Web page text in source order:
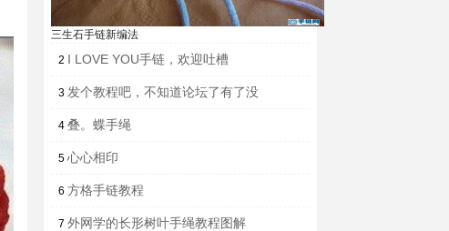
三生石手链新编法
2 I LOVE YOU手链，欢迎吐槽
3 发个教程吧，不知道论坛了有了没
4 叠。蝶手绳
5 心心相印
6 方格手链教程
7 外网学的长形树叶手绳教程图解